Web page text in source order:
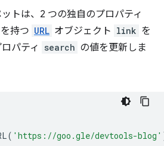
トは、2 つの独自のプロパティ
持つ URL オブジェクト link を
パティ
search の値を更新しま
( 'https://goo.gle/devtools-blog'